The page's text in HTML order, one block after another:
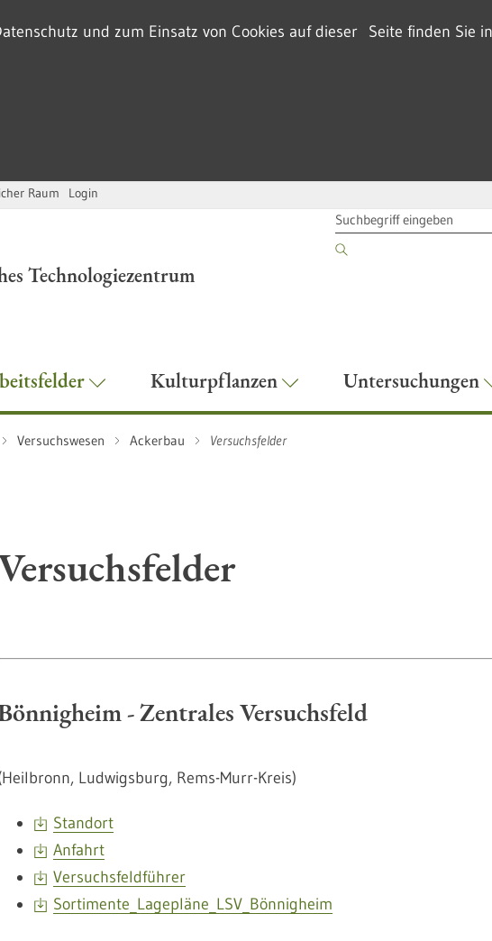
und zum Einsatz von Cookies auf dieser Seite finden Sie
Raum Login
Technologiezentrum
SUCHBEGRIFF
Kulturpflanzen Untersuchungen
Versuchswesen Ackerbau Versuchsfelder
- Zentrales Versuchsfeld
Ludwigsburg, Rems-Murr-Kreis)
Standort
Anfahrt
Versuchsfeldführer
Sortimente_Lagepläne_LSV_Bönnigheim